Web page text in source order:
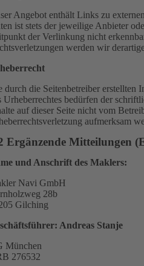
Angebot enthält Links zu
ist stets der jeweilige Anbieter
der Verlinkung nicht
werden wir
durch die Seitenbetreiber erstellten
Urheberrechtes bedürfen der
auf dieser Seite nicht vom
aufmerksam
Ergänzende Mitteilungen
und Anschrift des Maklers:
Navi GmbH
28b
Gilching
Andreas Stanje
München
276532